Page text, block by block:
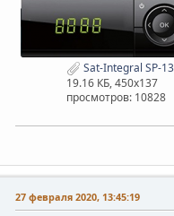
Sat-Integral SP-
19.16 КБ, 450x137
просмотров: 10828
27 февраля 2020, 13:45:19